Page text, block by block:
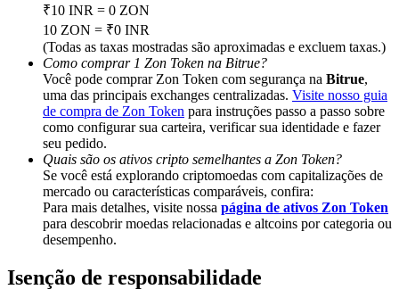
BTC Welcome Rewards
Deposit & Trade BTC to Share 25000 USDT prize pool!
Deposit CASHCAT & Win
Share 500000 CASHCAT prize pool
Exclusive for BitMart Users
Register & Trade to Win 500,000 USDT
₹10 INR = 0 ZON
10 ZON = ₹0 INR
(Todas as taxas mostradas são aproximadas e excluem taxas.)
Como comprar 1 Zon Token na Bitrue?
Você pode comprar Zon Token com segurança na Bitrue,
uma das principais exchanges centralizadas. Visite nosso guia
de compra de Zon Token para instruções passo a passo sobre
como configurar sua carteira, verificar sua identidade e fazer
seu pedido.
Quais são os ativos cripto semelhantes a Zon Token?
Se você está explorando criptomoedas com capitalizações de
mercado ou características comparáveis, confira:
Para mais detalhes, visite nossa página de ativos Zon Token
para descobrir moedas relacionadas e altcoins por categoria ou
desempenho.
Isenção de responsabilidade